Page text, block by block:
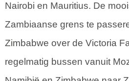
Nairobi en Mauritius. De
Zambiaanse grens te
Zimbabwe over de Victoria
regelmatig bussen vanuit